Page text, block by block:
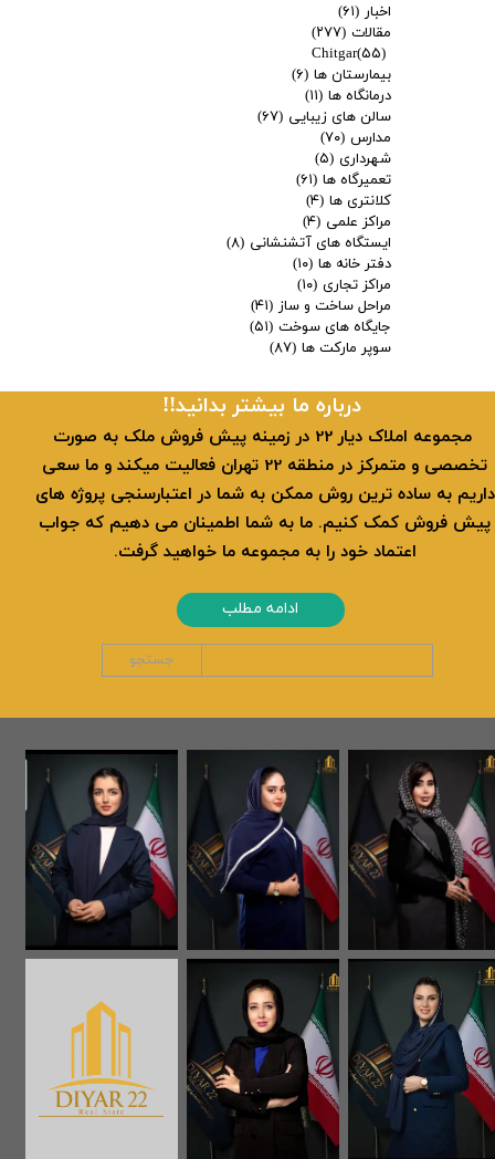
اخبار (۶۱)
مقالات (۲۷۷)
Chitgar(۵۵)
بیمارستان ها (۶)
درمانگاه ها (۱۱)
سالن های زیبایی (۶۷)
مدارس (۷۰)
شهرداری (۵)
تعمیرگاه ها (۶۱)
کلانتری ها (۴)
مراکز علمی (۴)
ایستگاه های آتشنشانی (۸)
دفتر خانه ها (۱۰)
مراکز تجاری (۱۰)
مراحل ساخت و ساز (۴۱)
جایگاه های سوخت (۵۱)
سوپر مارکت ها (۸۷)
​​درباره ما بیشتر بدانید!!
​ مجموعه املاک دیار 22 در زمینه پیش فروش ملک به صورت
تخصصی و متمرکز در منطقه 22 تهران فعالیت میکند و ما سعی
داریم به ساده ترین روش ممکن به شما در اعتبارسنجی پروژه های
پیش فروش کمک کنیم. ما به شما اطمینان می دهیم که جواب
اعتماد خود را به مجموعه ما خواهید گرفت.
ادامه مطلب
جستجو